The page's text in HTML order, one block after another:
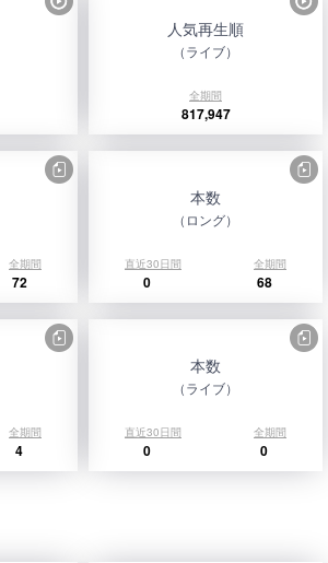
人気再生順
（ライブ）
全期間
817,947
全期間
72
本数
（ロング）
直近30日間 全期間
0 68
全期間
4
本数
（ライブ）
直近30日間 全期間
0 0